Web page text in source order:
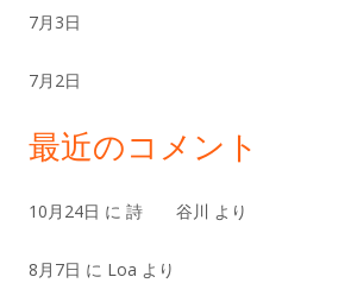
バ
ー
7月3日
7月2日
最近のコメント
10月24日 に 詩 谷川 より
8月7日 に Loa より